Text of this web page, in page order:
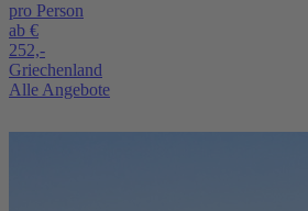
pro Person
ab €
252,-
Griechenland
Alle Angebote